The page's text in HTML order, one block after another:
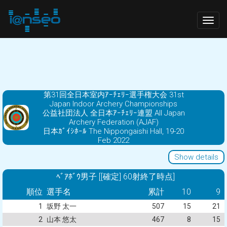
第31回全日本室内ｱｰﾁｪﾘｰ選手権大会 31st
Japan Indoor Archery Championships
公益社団法人 全日本ｱｰﾁｪﾘｰ連盟 All Japan
Archery Federation (AJAF)
日本ｶﾞｲｼﾎｰﾙ The Nippongaishi Hall, 19-20
Feb 2022
Show details
ﾍﾞｱﾎﾞｳ男子 [[確定] 60射終了時点]
順位 選手名 累計 10 9
1 坂野 太一 507 15
21
2
山本 悠太 467 8 15